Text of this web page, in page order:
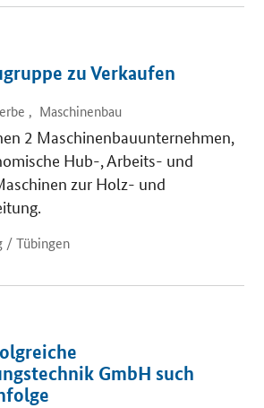
zu Verkaufen
, Maschinenbau
2 Maschinenbauunternehmen,
Hub-, Arbeits- und
zur Holz- und
/ Tübingen
GmbH such